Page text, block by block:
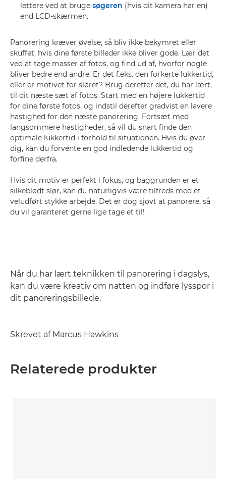
lettere ved at bruge søgeren (hvis dit kamera har en)
end LCD-skærmen.
Panorering kræver øvelse, så bliv ikke bekymret eller
skuffet, hvis dine første billeder ikke bliver gode. Lær det
ved at tage masser af fotos, og find ud af, hvorfor nogle
bliver bedre end andre. Er det f.eks. den forkerte lukkertid,
eller er motivet for sløret? Brug derefter det, du har lært,
til dit næste sæt af fotos. Start med en højere lukkertid
for dine første fotos, og indstil derefter gradvist en lavere
hastighed for den næste panorering. Fortsæt med
langsommere hastigheder, så vil du snart finde den
optimale lukkertid i forhold til situationen. Hvis du øver
dig, kan du forvente en god indledende lukkertid og
forfine derfra.
Hvis dit motiv er perfekt i fokus, og baggrunden er et
silkeblødt slør, kan du naturligvis være tilfreds med et
veludført stykke arbejde. Det er dog sjovt at panorere, så
du vil garanteret gerne lige tage et til!
Når du har lært teknikken til panorering i dagslys,
kan du være kreativ om natten og indføre lysspor i
dit panoreringsbillede.
Skrevet af Marcus Hawkins
Relaterede produkter